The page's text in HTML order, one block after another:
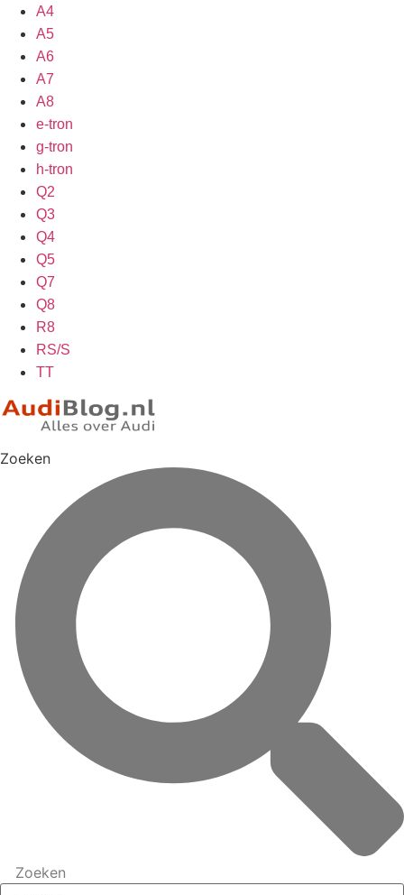
A4
A5
A6
A7
A8
e-tron
g-tron
h-tron
Q2
Q3
Q4
Q5
Q7
Q8
R8
RS/S
TT
Zoeken
Zoeken